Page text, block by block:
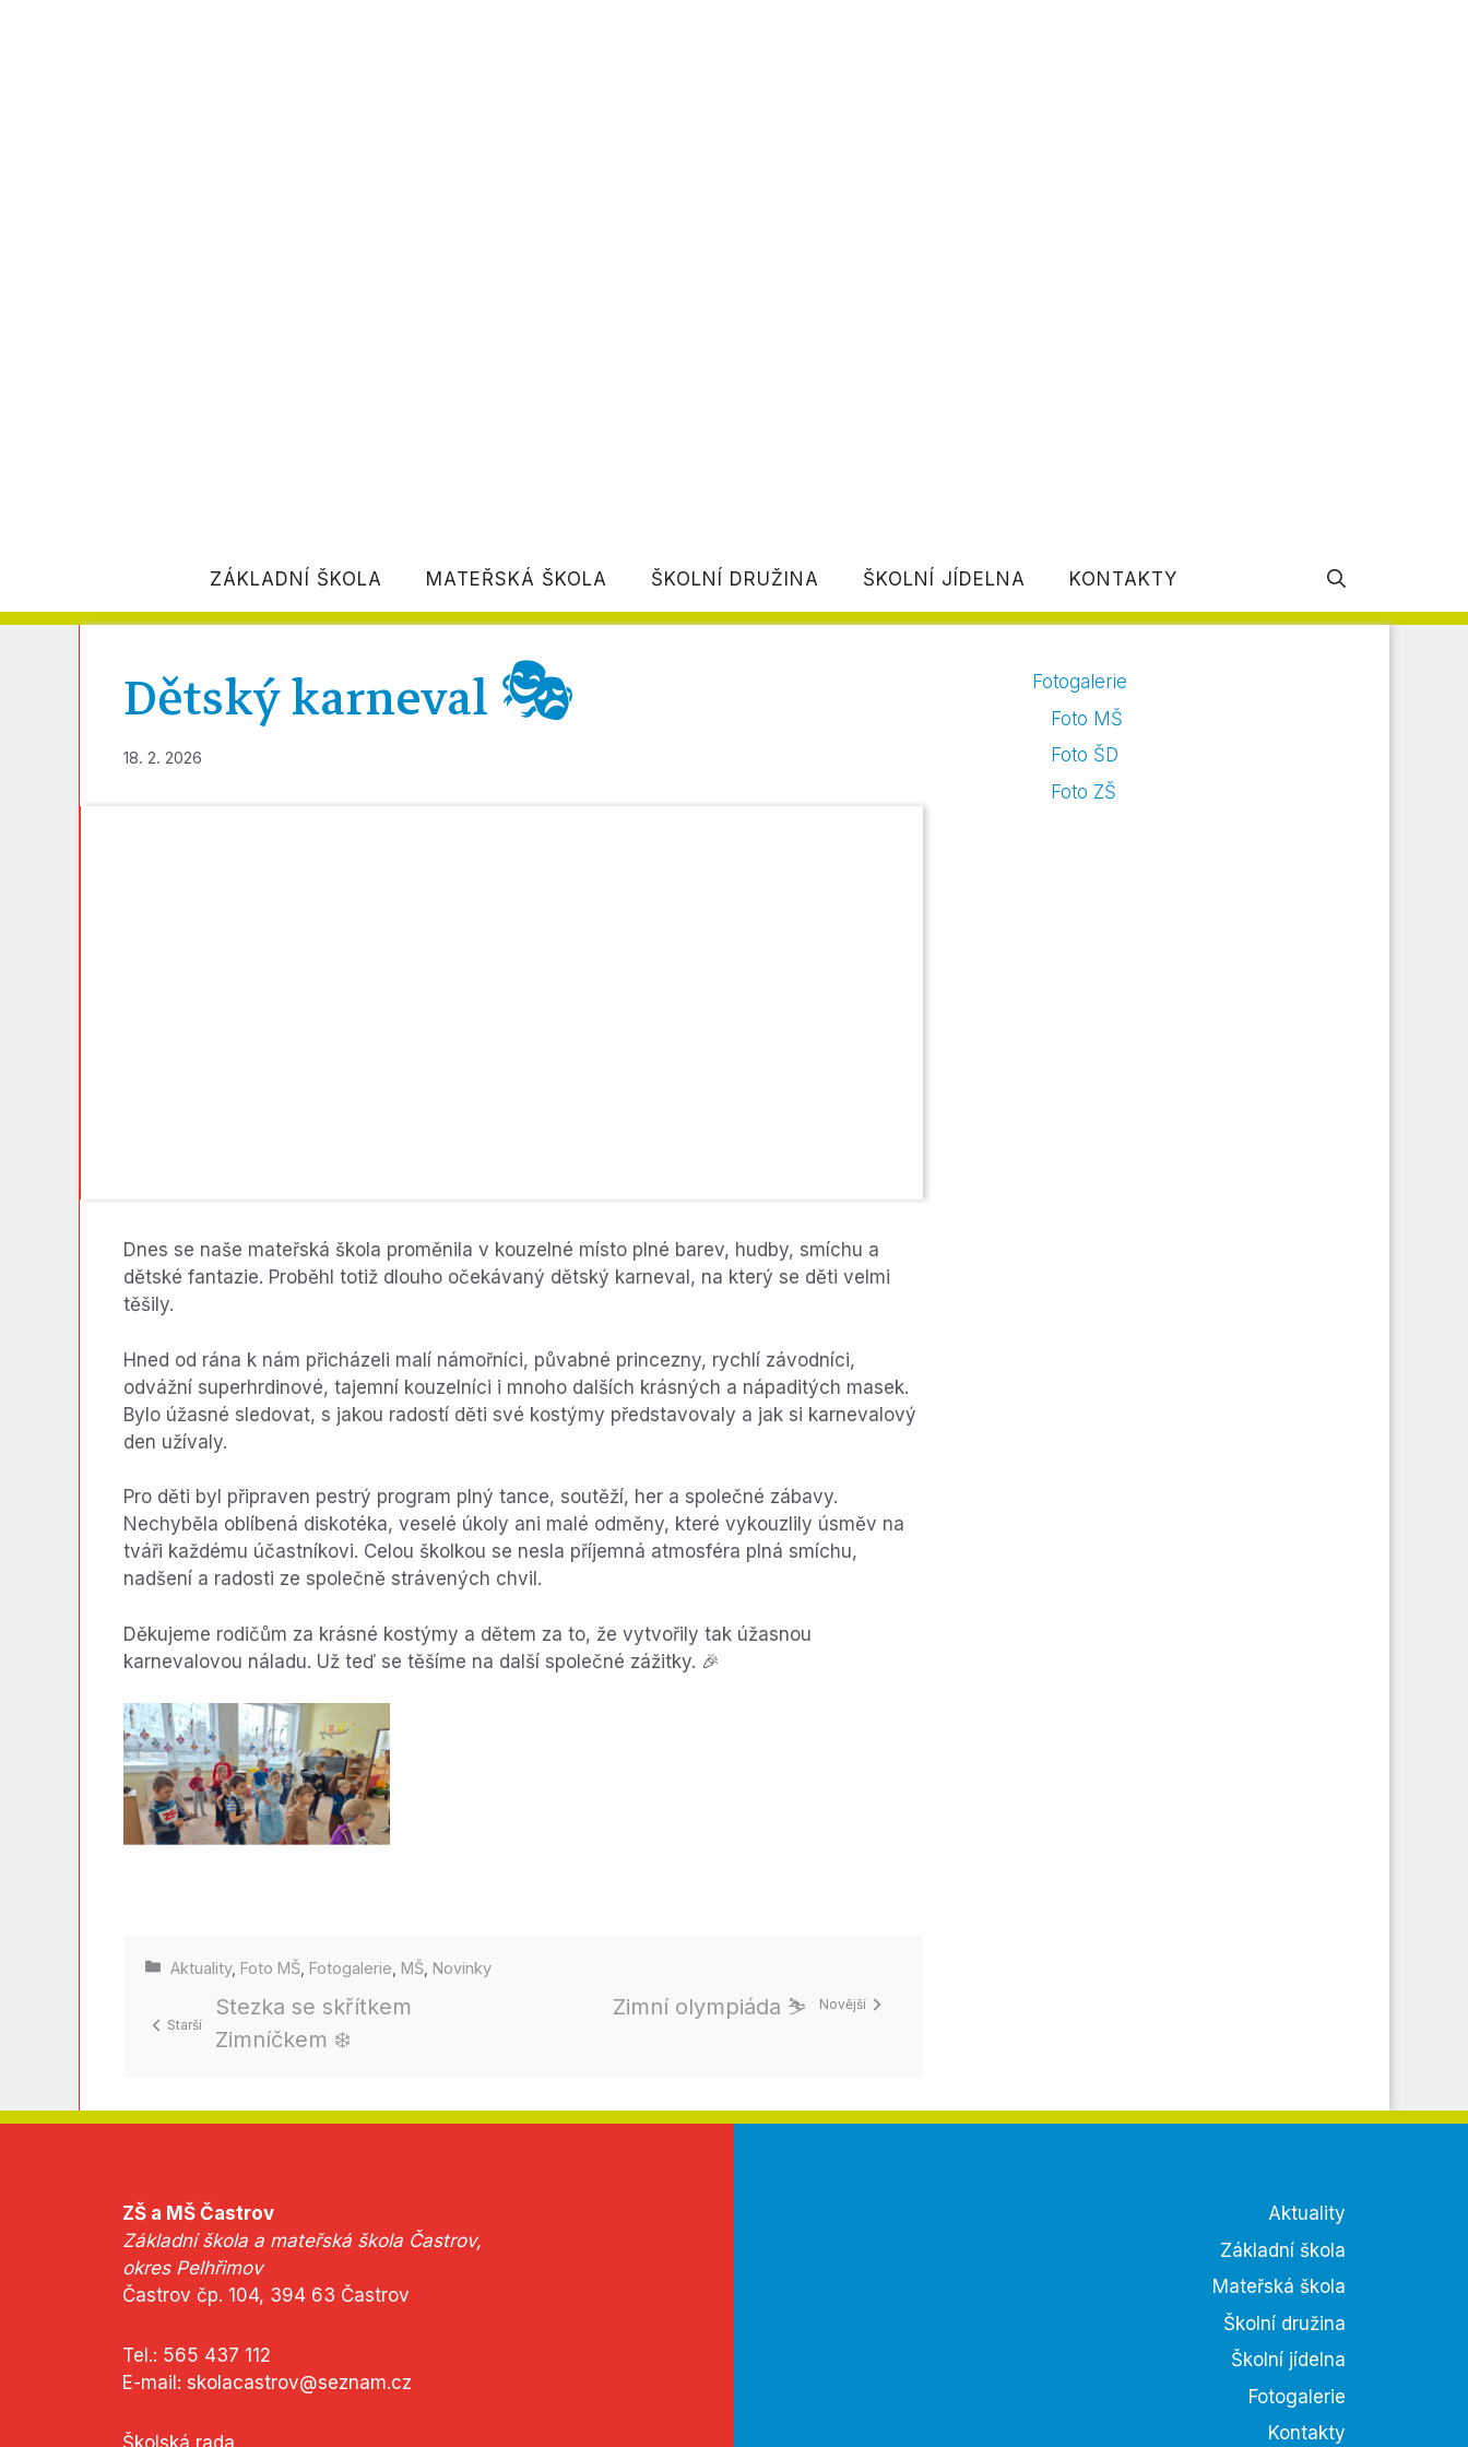
ZÁKLADNÍ ŠKOLA MATEŘSKÁ ŠKOLA ŠKOLNÍ DRUŽINA ŠKOLNÍ JÍDELNA KONTAKTY
Dětský karneval 🎭
18. 2. 2026
Dnes se naše mateřská škola proměnila v kouzelné místo plné barev, hudby, smíchu a
dětské fantazie. Proběhl totiž dlouho očekávaný dětský karneval, na který se děti velmi
těšily.
Hned od rána k nám přicházeli malí námořníci, půvabné princezny, rychlí závodníci,
odvážní superhrdinové, tajemní kouzelníci i mnoho dalších krásných a nápaditých masek.
Bylo úžasné sledovat, s jakou radostí děti své kostýmy představovaly a jak si karnevalový
den užívaly.
Pro děti byl připraven pestrý program plný tance, soutěží, her a společné zábavy.
Nechyběla oblíbená diskotéka, veselé úkoly ani malé odměny, které vykouzlily úsměv na
tváři každému účastníkovi. Celou školkou se nesla příjemná atmosféra plná smíchu,
nadšení a radosti ze společně strávených chvil.
Děkujeme rodičům za krásné kostýmy a dětem za to, že vytvořily tak úžasnou
karnevalovou náladu. Už teď se těšíme na další společné zážitky. 🎉
Rubriky
Aktuality, Foto MŠ Fotogalerie MŠ Novinky
Stezka se skřítkem
Zimníčkem ❄️
Zimní olympiáda ⛷️
Fotogalerie
Foto MŠ
Foto ŠD
Foto ZŠ
ZŠ a MŠ Častrov
Základní škola a mateřská škola Častrov,
okres Pelhřimov
Častrov čp. 104, 394 63 Častrov
Tel.: 565 437 112
E-mail: skolacastrov@seznam.cz
Aktuality
Základní škola
Mateřská škola
Školní družina
Školní jídelna
Fotogalerie
Kontakty